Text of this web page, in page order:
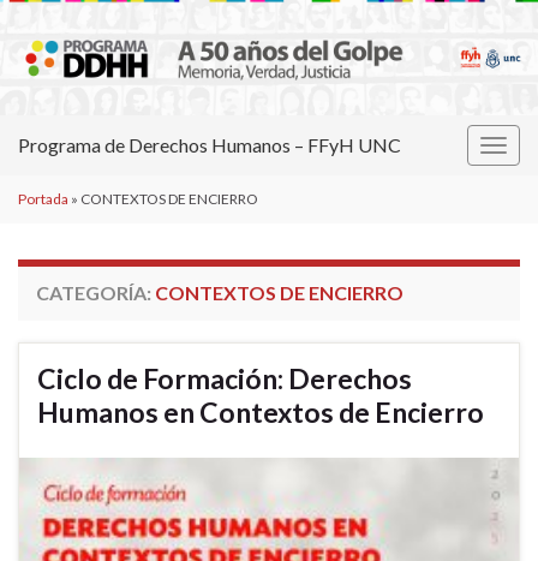
Programa de Derechos Humanos – FFyH UNC
Portada » CONTEXTOS DE ENCIERRO
CATEGORÍA: CONTEXTOS DE ENCIERRO
Ciclo de Formación: Derechos
Humanos en Contextos de Encierro